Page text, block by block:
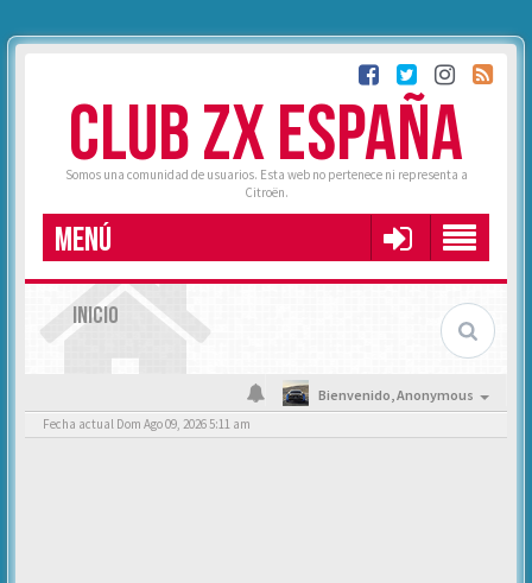
CLUB ZX ESPAÑA
Somos una comunidad de usuarios. Esta web no pertenece ni representa a
Citroën.
MENÚ
INICIO
Bienvenido,Anonymous
Fecha actual Dom Ago 09, 2026 5:11 am